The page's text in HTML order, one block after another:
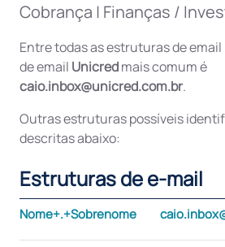
Cobrança | Finanças /
Entre todas as estruturas de
de email Unicredmais comum é
caio.inbox@unicred.com.br.
Outras estruturas possíveis
descritas abaixo:
Estruturas de e-mail
Nome+.+Sobrenome